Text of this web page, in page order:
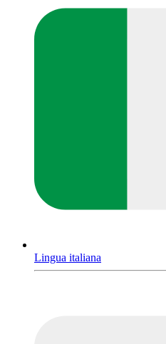
Lingua italiana